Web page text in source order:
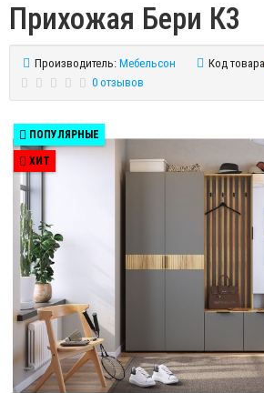
Прихожая Бери К3
Производитель: Мебельсон Код
0 отзывов
ПОПУЛЯРНЫЕ
ХИТ